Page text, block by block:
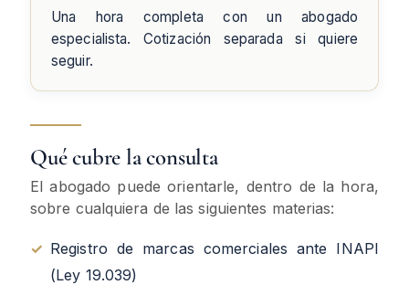
Una hora completa con un abogado
especialista. Cotización separada si quiere
seguir.
Qué cubre la consulta
El abogado puede orientarle, dentro de la hora,
sobre cualquiera de las siguientes materias:
✓ Registro de marcas comerciales ante INAPI
(Ley 19.039)